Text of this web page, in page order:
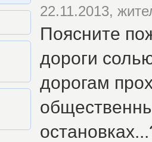
22.11.2013,
Поясните
дороги
дорогам